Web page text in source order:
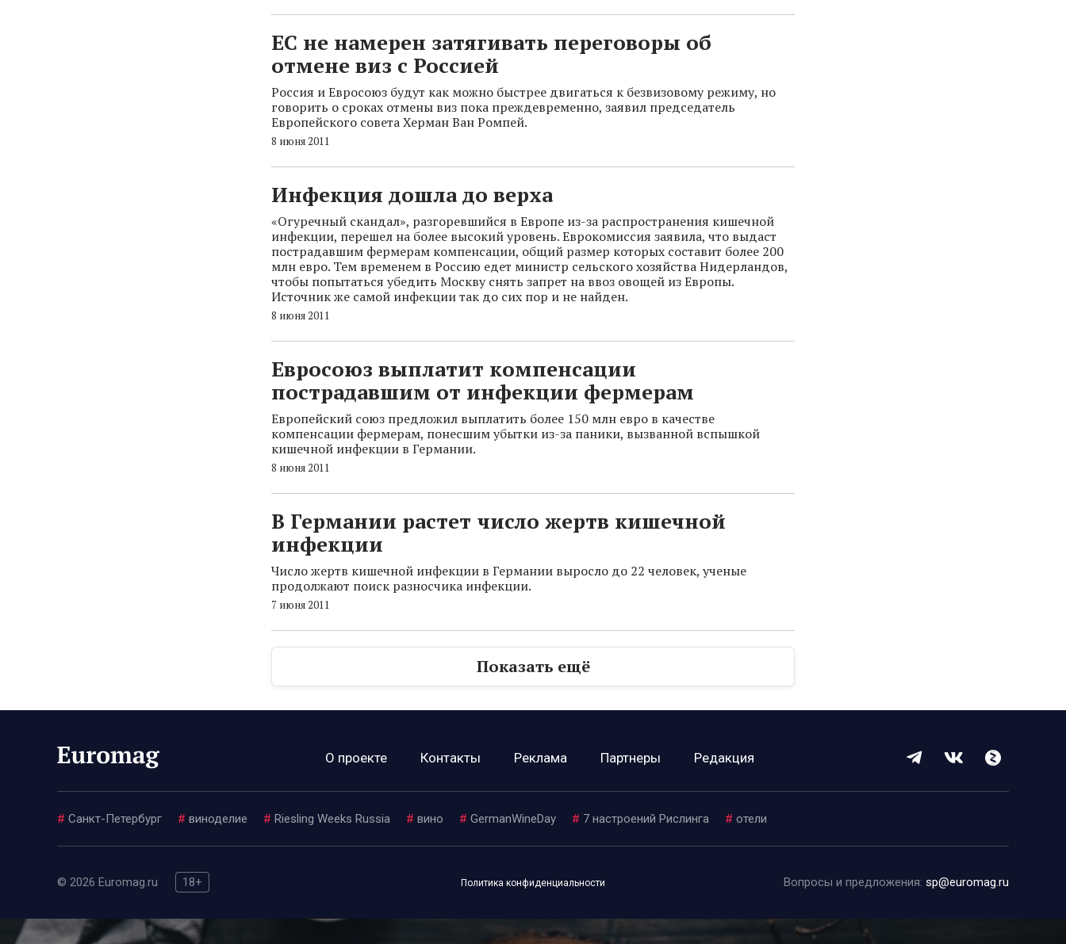
ЕС не намерен затягивать переговоры об
отмене виз с Россией
Россия и Евросоюз будут как можно быстрее двигаться к безвизовому режиму, но
говорить о сроках отмены виз пока преждевременно, заявил председатель
Европейского совета Херман Ван Ромпей.
8 июня 2011
Инфекция дошла до верха
«Огуречный скандал», разгоревшийся в Европе из-за распространения кишечной
инфекции, перешел на более высокий уровень. Еврокомиссия заявила, что выдаст
пострадавшим фермерам компенсации, общий размер которых составит более 200
млн евро. Тем временем в Россию едет министр сельского хозяйства Нидерландов,
чтобы попытаться убедить Москву снять запрет на ввоз овощей из Европы.
Источник же самой инфекции так до сих пор и не найден.
8 июня 2011
Евросоюз выплатит компенсации
пострадавшим от инфекции фермерам
Европейский союз предложил выплатить более 150 млн евро в качестве
компенсации фермерам, понесшим убытки из-за паники, вызванной вспышкой
кишечной инфекции в Германии.
8 июня 2011
В Германии растет число жертв кишечной
инфекции
Число жертв кишечной инфекции в Германии выросло до 22 человек, ученые
продолжают поиск разносчика инфекции.
7 июня 2011
Показать ещё
О проекте Контакты Реклама Партнеры Редакция
# Санкт-Петербург # виноделие # Riesling Weeks Russia # вино # GermanWineDay # 7 настроений Рислинга # отели
© 2026 Euromag.ru 18+ Политика конфиденциальности Вопросы и предложения: sp@euromag.ru